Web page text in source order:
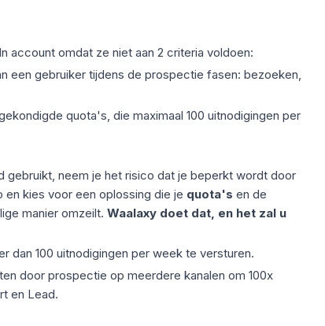
account omdat ze niet aan 2 criteria voldoen:
een gebruiker tijdens de prospectie fasen: bezoeken,
quota's, die maximaal 100 uitnodigingen per
gebruikt, neem je het risico dat je beperkt wordt door
en kies voor een oplossing die je quota's en de
manier omzeilt. Waalaxy doet dat, en het zal u
dan 100 uitnodigingen per week te versturen.
door prospectie op meerdere kanalen om 100x
en Lead.